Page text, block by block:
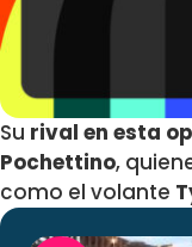
Su rival en esta
Pochettino,
como el volante